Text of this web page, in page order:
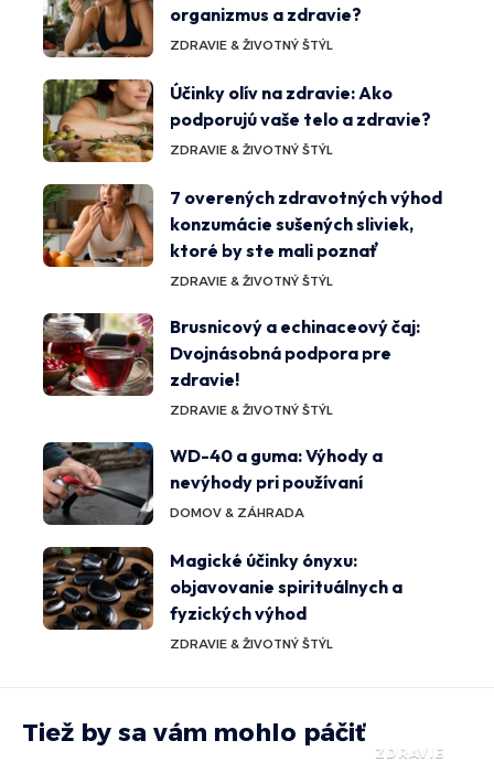
organizmus a zdravie?
ZDRAVIE & ŽIVOTNÝ ŠTÝL
Účinky olív na zdravie: Ako
podporujú vaše telo a zdravie?
ZDRAVIE & ŽIVOTNÝ ŠTÝL
7 overených zdravotných výhod
konzumácie sušených sliviek,
ktoré by ste mali poznať
ZDRAVIE & ŽIVOTNÝ ŠTÝL
Brusnicový a echinaceový čaj:
Dvojnásobná podpora pre
zdravie!
ZDRAVIE & ŽIVOTNÝ ŠTÝL
WD-40 a guma: Výhody a
nevýhody pri používaní
DOMOV & ZÁHRADA
Magické účinky ónyxu:
objavovanie spirituálnych a
fyzických výhod
ZDRAVIE & ŽIVOTNÝ ŠTÝL
Tiež by sa vám mohlo páčiť
ZDRAVIE